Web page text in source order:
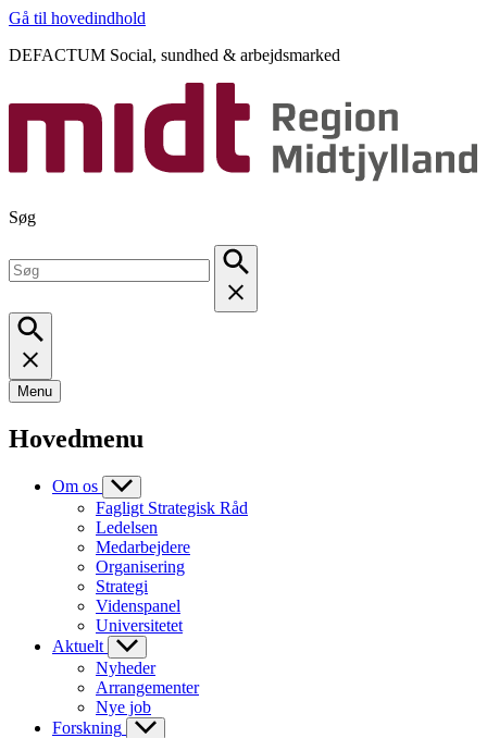
Gå til hovedindhold
DEFACTUM Social, sundhed & arbejdsmarked
Søg
Menu
Hovedmenu
Om os
Fagligt Strategisk Råd
Ledelsen
Medarbejdere
Organisering
Strategi
Videnspanel
Universitetet
Aktuelt
Nyheder
Arrangementer
Nye job
Forskning